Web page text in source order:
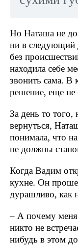
Но Наташа не
ни в следующий
без
находила себе
звонить сама. В
решение, еще не
За день то
вернуться,
понимала, что
не должны
Когда Вадим
кухне. Он
дурашливо, как
– А почему меня
никто не
нибудь в этом